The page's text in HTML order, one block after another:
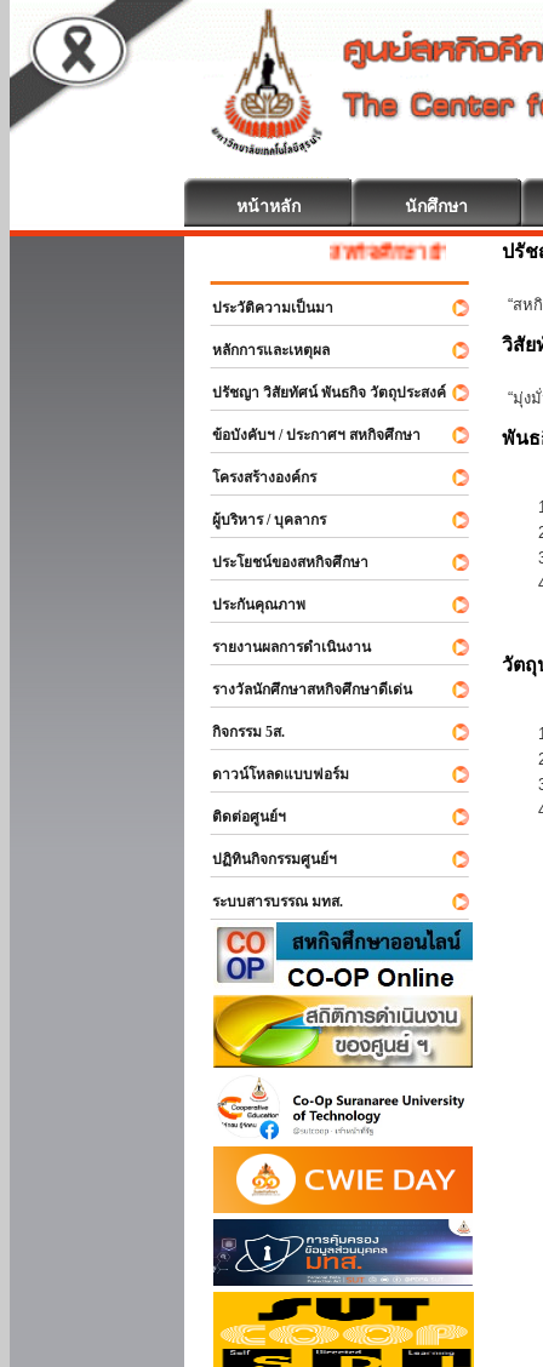
หน้าหลัก นักศึกษา
สหกิจศึกษา ยินดีต้อนรับ
ประวัติความเป็นมา
หลักการและเหตุผล
ปรัชญา วิสัยทัศน์ พันธกิจ วัตถุประสงค์
ข้อบังคับฯ / ประกาศฯ สหกิจศึกษา
โครงสร้างองค์กร
ผู้บริหาร / บุคลากร
ประโยชน์ของสหกิจศึกษา
ประกันคุณภาพ
รายงานผลการดำเนินงาน
รางวัลนักศึกษาสหกิจศึกษาดีเด่น
กิจกรรม 5ส.
ดาวน์โหลดแบบฟอร์ม
ติดต่อศูนย์ฯ
ปฏิทินกิจกรรมศูนย์ฯ
ระบบสารบรรณ มทส.
ปรั
“สห
วิสัย
“มุ่ง
พัน
วัตถุ